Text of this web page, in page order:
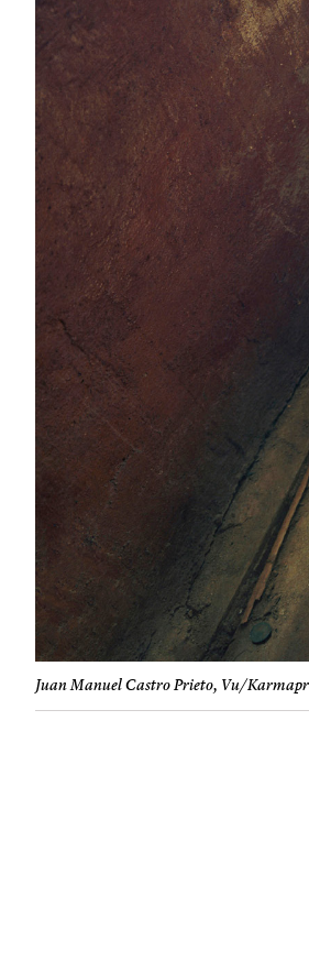
Juan Manuel Castro Prieto, Vu/